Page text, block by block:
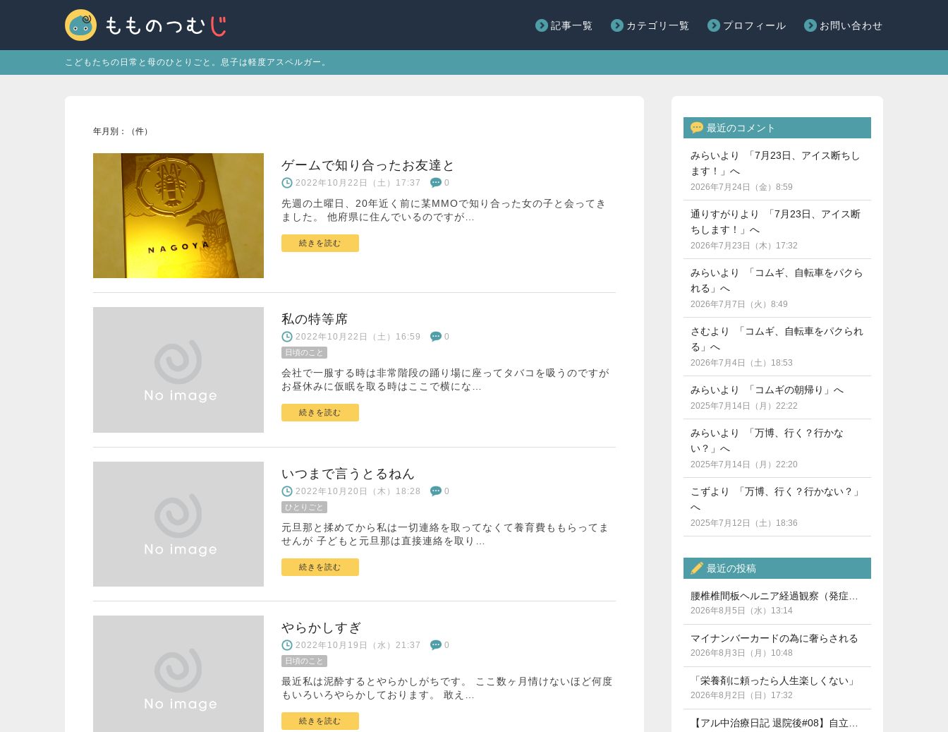
記事一覧 カテゴリ一覧 プロフィール お問い合わせ
こどもたちの日常と母のひとりごと。息子は軽度アスペルガー。
年月別：（件）
ゲームで知り合ったお友達と
2022年10月22日（土）17:37 0
先週の土曜日、20年近く前に某MMOで知り合った女の子と会ってき
ました。 他府県に住んでいるのですが…
続きを読む
私の特等席
2022年10月22日（土）16:59 0
日頃のこと
会社で一服する時は非常階段の踊り場に座ってタバコを吸うのですが
お昼休みに仮眠を取る時はここで横にな…
続きを読む
いつまで言うとるねん
2022年10月20日（木）18:28 0
ひとりごと
元旦那と揉めてから私は一切連絡を取ってなくて養育費ももらってま
せんが 子どもと元旦那は直接連絡を取り…
続きを読む
やらかしすぎ
2022年10月19日（水）21:37 0
日頃のこと
最近私は泥酔するとやらかしがちです。 ここ数ヶ月情けないほど何度
もいろいろやらかしております。 敢え…
続きを読む
最近のコメント
みらいより 「7月23日、アイス断ちし
ます！」へ
2026年7月24日（金）8:59
通りすがりより 「7月23日、アイス断
ちします！」へ
2026年7月23日（木）17:32
みらいより 「コムギ、自転車をパクら
れる」へ
2026年7月7日（火）8:49
さむより 「コムギ、自転車をパクられ
る」へ
2026年7月4日（土）18:53
みらいより 「コムギの朝帰り」へ
2025年7月14日（月）22:22
みらいより 「万博、行く？行かな
い？」へ
2025年7月14日（月）22:20
こずより 「万博、行く？行かない？」
へ
2025年7月12日（土）18:36
最近の投稿
2026年8月5日（水）13:14
マイナンバーカードの為に奢らされる
2026年8月3日（月）10:48
「栄養剤に頼ったら人生楽しくない」
2026年8月2日（日）17:32